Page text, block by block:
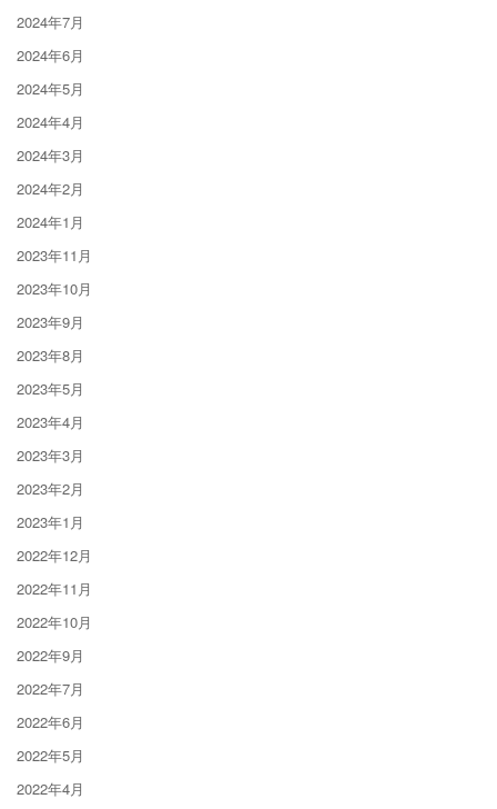
2024年7月
2024年6月
2024年5月
2024年4月
2024年3月
2024年2月
2024年1月
2023年11月
2023年10月
2023年9月
2023年8月
2023年5月
2023年4月
2023年3月
2023年2月
2023年1月
2022年12月
2022年11月
2022年10月
2022年9月
2022年7月
2022年6月
2022年5月
2022年4月